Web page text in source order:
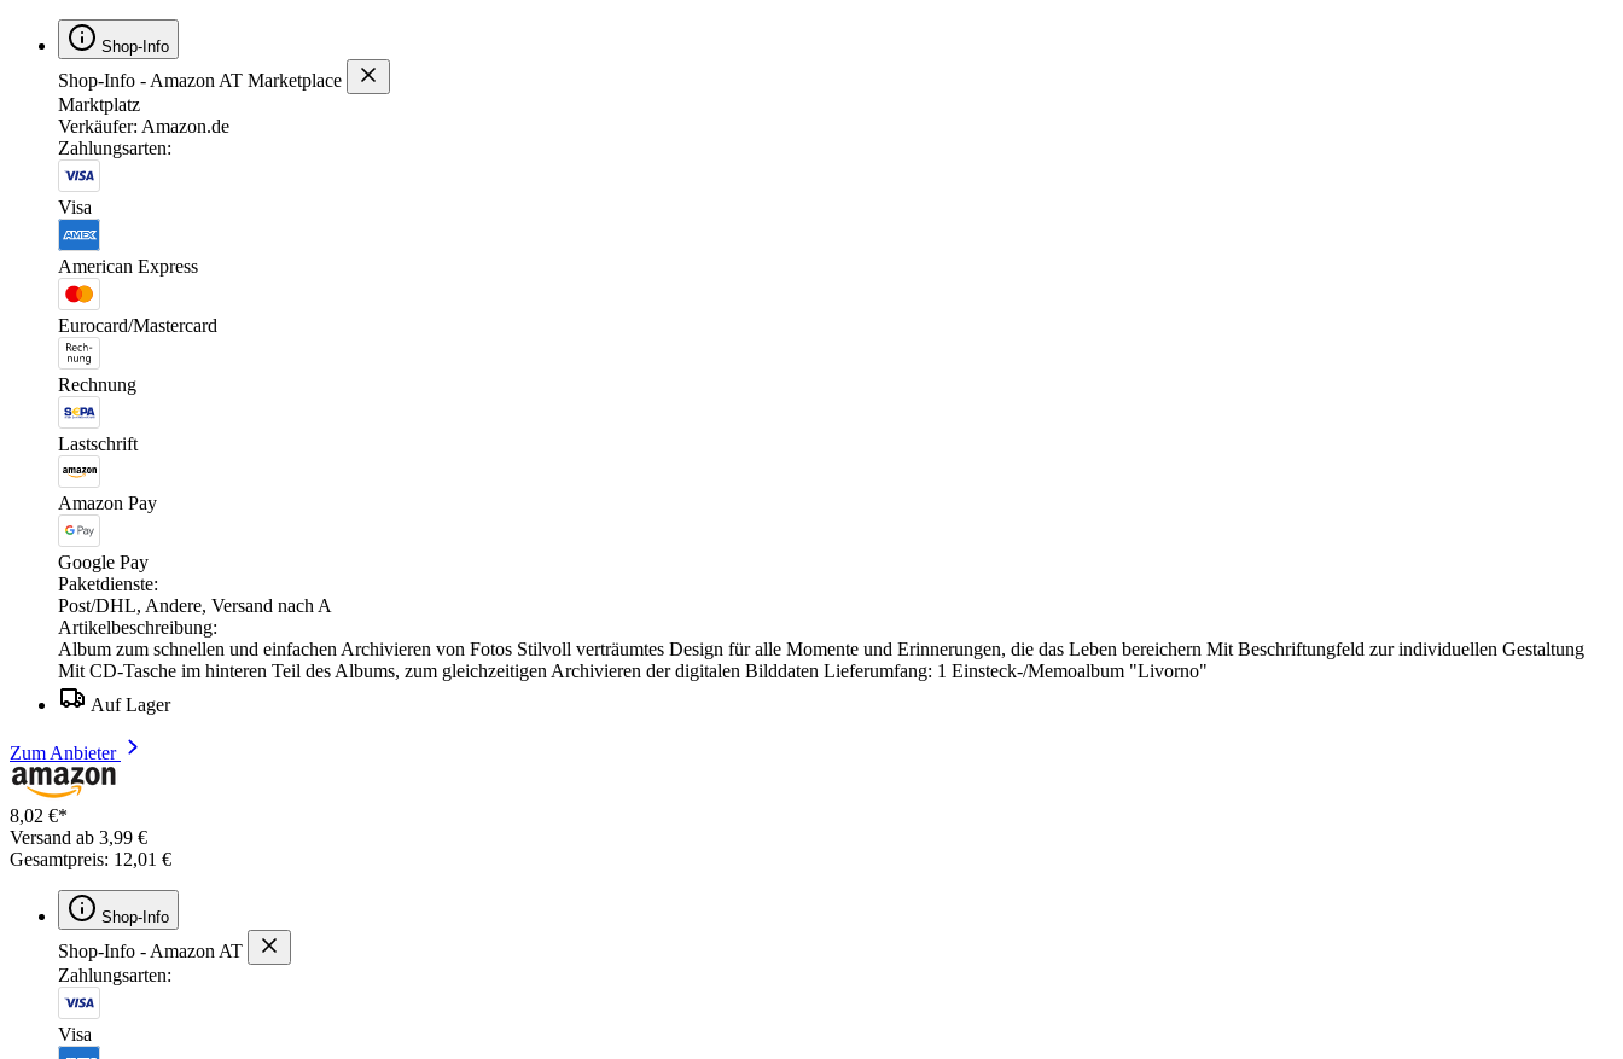
Shop-Info
Shop-Info - Amazon AT Marketplace
Marktplatz
Verkäufer: Amazon.de
Zahlungsarten:
Visa
American Express
Eurocard/Mastercard
Rechnung
Lastschrift
Amazon Pay
Google Pay
Paketdienste:
Post/DHL, Andere, Versand nach A
Artikelbeschreibung:
Album zum schnellen und einfachen Archivieren von Fotos Stilvoll verträumtes Design für alle Momente und Erinnerungen, die das Leben bereichern Mit Beschriftungfeld zur individuellen Gestaltung
Mit CD-Tasche im hinteren Teil des Albums, zum gleichzeitigen Archivieren der digitalen Bilddaten Lieferumfang: 1 Einsteck-/Memoalbum "Livorno"
Auf Lager
Zum Anbieter
8,02 €*
Versand ab 3,99 €
Gesamtpreis: 12,01 €
Shop-Info
Shop-Info - Amazon AT
Zahlungsarten:
Visa